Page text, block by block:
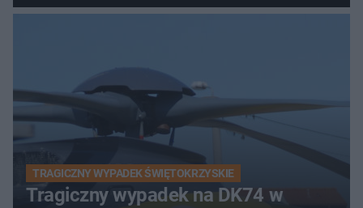
TRAGICZNY WYPADEK ŚWIĘTOKRZYSKIE
Tragiczny wypadek na DK74 w